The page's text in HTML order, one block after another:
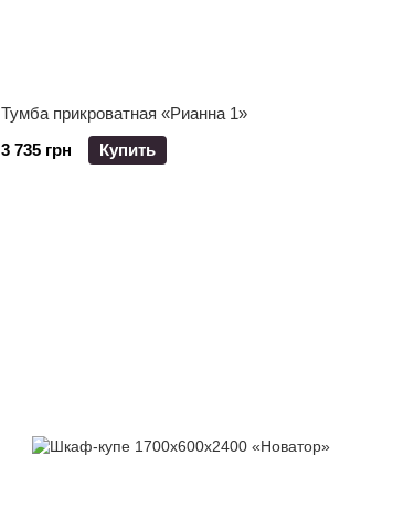
Тумба прикроватная «Рианна 1»
3 735 грн
Купить